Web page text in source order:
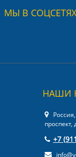
МЫ В СОЦСЕТЯХ
НАШИ
проспект,
+7